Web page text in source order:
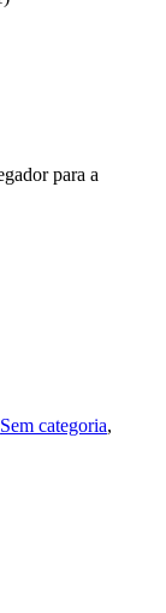
para a
Sem categoria,